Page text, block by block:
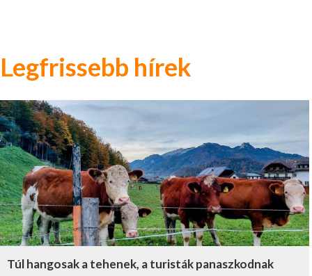
Legfrissebb hírek
Túl hangosak a tehenek, a turisták panaszkodnak